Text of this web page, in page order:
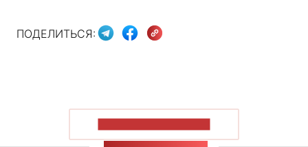
ПОДЕЛИТЬСЯ: